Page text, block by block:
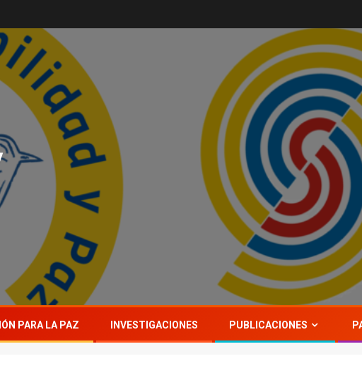
PARA LA PAZ INVESTIGACIONES PUBLICACIONES